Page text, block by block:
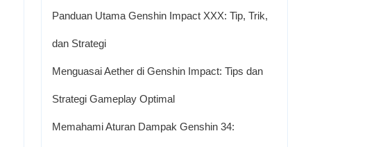
Panduan Utama Genshin Impact XXX: Tip, Trik,
dan Strategi
Menguasai Aether di Genshin Impact: Tips dan
Strategi Gameplay Optimal
Memahami Aturan Dampak Genshin 34: